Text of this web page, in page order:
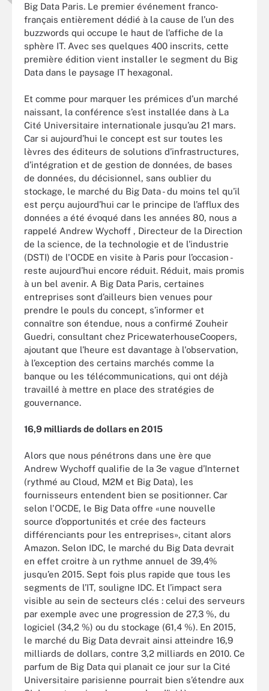
Big Data Paris. Le premier événement franco-
français entièrement dédié à la cause de l’un des
buzzwords qui occupe le haut de l’affiche de la
sphère IT. Avec ses quelques 400 inscrits, cette
première édition vient installer le segment du Big
Data dans le paysage IT hexagonal.
Et comme pour marquer les prémices d’un marché
naissant, la conférence s’est installée dans à La
Cité Universitaire internationale jusqu’au 21 mars.
Car si aujourd’hui le concept est sur toutes les
lèvres des éditeurs de solutions d’infrastructures,
d’intégration et de gestion de données, de bases
de données, du décisionnel, sans oublier du
stockage, le marché du Big Data - du moins tel qu’il
est perçu aujourd’hui car le principe de l’afflux des
données a été évoqué dans les années 80, nous a
rappelé Andrew Wychoff , Directeur de la Direction
de la science, de la technologie et de l'industrie
(DSTI) de l'OCDE en visite à Paris pour l’occasion -
reste aujourd’hui encore réduit. Réduit, mais promis
à un bel avenir. A Big Data Paris, certaines
entreprises sont d’ailleurs bien venues pour
prendre le pouls du concept, s’informer et
connaître son étendue, nous a confirmé Zouheir
Guedri, consultant chez PricewaterhouseCoopers,
ajoutant que l’heure est davantage à l'observation,
à l’exception des certains marchés comme la
banque ou les télécommunications, qui ont déjà
travaillé à mettre en place des stratégies de
gouvernance.
16,9 milliards de dollars en 2015
Alors que nous pénétrons dans une ère que
Andrew Wychoff qualifie de la 3e vague d’Internet
(rythmé au Cloud, M2M et Big Data), les
fournisseurs entendent bien se positionner. Car
selon l'OCDE, le Big Data offre «une nouvelle
source d’opportunités et crée des facteurs
différenciants pour les entreprises», citant alors
Amazon. Selon IDC, le marché du Big Data devrait
en effet croitre à un rythme annuel de 39,4%
jusqu’en 2015. Sept fois plus rapide que tous les
segments de l’IT, souligne IDC. Et l’impact sera
visible au sein de secteurs clés : celui des serveurs
par exemple avec une progression de 27,3 %, du
logiciel (34,2 %) ou du stockage (61,4 %). En 2015,
le marché du Big Data devrait ainsi atteindre 16,9
milliards de dollars, contre 3,2 milliards en 2010. Ce
parfum de Big Data qui planait ce jour sur la Cité
Universitaire parisienne pourrait bien s’étendre aux